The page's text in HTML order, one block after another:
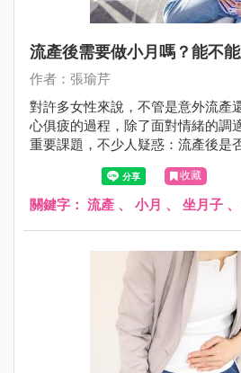
流產後需要做小月嗎？能不
作者：張瑜芹
對許多女性來說，不管是意外流產
心俱疲的過程，除了面對情緒的調
重要課題，不少人疑惑：流產後是
月子」？還是可以無縫接軌地回到
師來幫大家解答這些問題！收藏
關鍵字： 流產 、 小月 、 坐月子 、